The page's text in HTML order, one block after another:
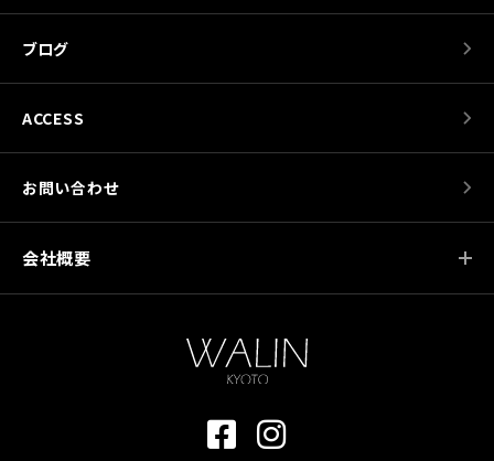
ブログ
ACCESS
お問い合わせ
会社概要